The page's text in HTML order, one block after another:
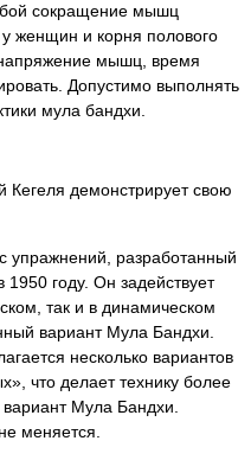
сокращение мышц
женщин и корня полового
мышц, время
Допустимо выполнять
мула бандхи.
Кегеля демонстрирует свою
упражнений, разработанный
году. Он задействует
так и в динамическом
вариант Мула Бандхи.
несколько вариантов
что делает технику более
Мула Бандхи.
меняется.